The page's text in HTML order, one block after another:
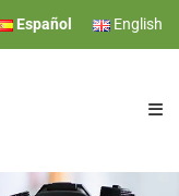
Español English